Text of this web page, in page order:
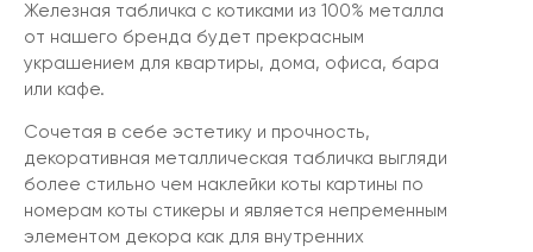
Железная табличка с котиками из 100% металла
от нашего бренда будет прекрасным
украшением для квартиры, дома, офиса, бара
или кафе.
Сочетая в себе эстетику и прочность,
декоративная металлическая табличка выгляди
более стильно чем наклейки коты картины по
номерам коты стикеры и является непременным
элементом декора как для внутренних